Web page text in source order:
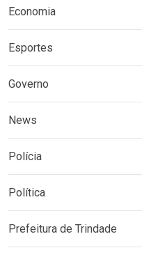
Economia
Esportes
Governo
News
Polícia
Política
Prefeitura de Trindade